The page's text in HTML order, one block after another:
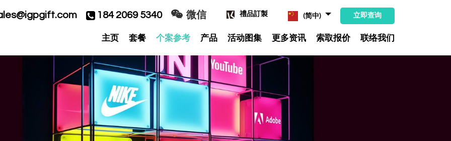
184 2069 5340 微信 禮品訂製 (简中) 立即查询
主页 套餐 个案参考 产品 活动图集 更多资讯 索取报价 联络我们